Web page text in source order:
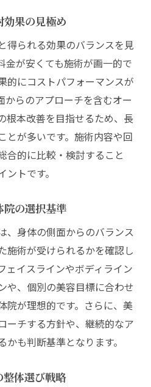
果の見極め
得られる効果のバランスを見
金が安くても施術が画一的で
的にコストパフォーマンスが
からのアプローチを含むオー
根本改善を目指せるため、長
とが多いです。施術内容や回
合的に比較・検討すること
トです。
院の選択基準
、身体の側面からのバランス
施術が受けられるかを確認し
ェイスラインやボディライン
や、個別の美容目標に合わせ
院が理想的です。さらに、美
ーチする方針や、継続的なア
も判断基準となります。
整体選び戦略